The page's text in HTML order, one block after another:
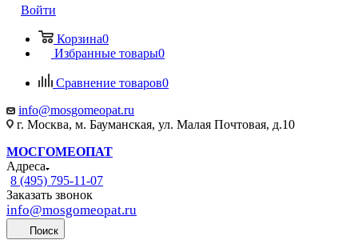
Войти
Корзина0
Избранные товары0
Сравнение товаров0
info@mosgomeopat.ru
г. Москва, м. Бауманская, ул. Малая Почтовая, д.10
МОСГОМЕОПАТ
Адреса
8 (495) 795-11-07
Заказать звонок
info@mosgomeopat.ru
Поиск